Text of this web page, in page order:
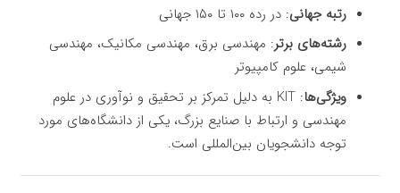
رتبه جهانی: در رده ۱۰۰ تا ۱۵۰ جهانی
رشته‌های برتر: مهندسی برق، مهندسی مکانیک، مهندسی
شیمی، علوم کامپیوتر
ویژگی‌ها
: KIT به دلیل تمرکز بر تحقیق و نوآوری در علوم
مهندسی و ارتباط با صنایع بزرگ، یکی از دانشگاه‌های مورد
توجه دانشجویان بین‌المللی است.